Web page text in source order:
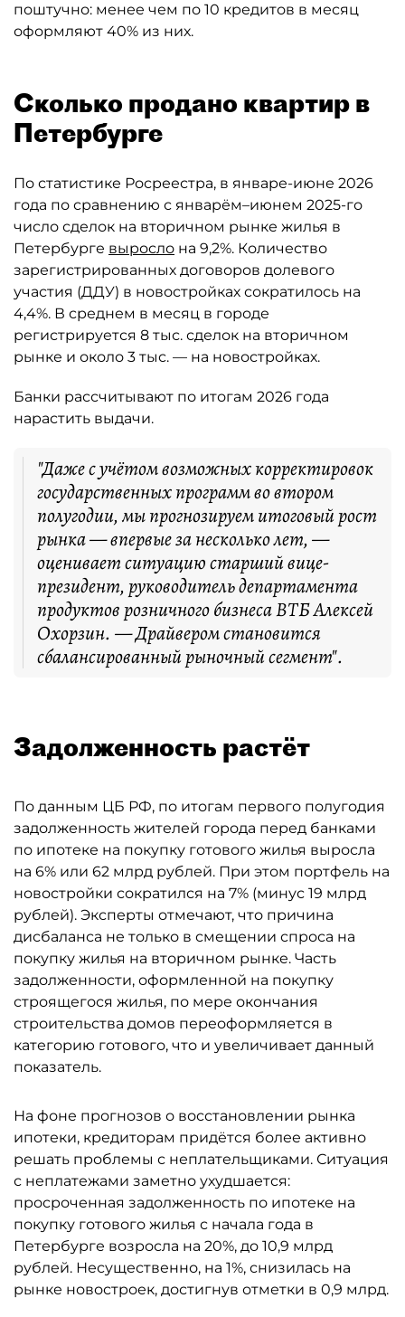
поштучно: менее чем по 10 кредитов в месяц
оформляют 40% из них.
Сколько продано квартир в
Петербурге
По статистике Росреестра, в январе-июне 2026
года по сравнению с январём–июнем 2025-го
число сделок на вторичном рынке жилья в
Петербурге выросло на 9,2%. Количество
зарегистрированных договоров долевого
участия (ДДУ) в новостройках сократилось на
4,4%. В среднем в месяц в городе
регистрируется 8 тыс. сделок на вторичном
рынке и около 3 тыс. — на новостройках.
Банки рассчитывают по итогам 2026 года
нарастить выдачи.
"Даже с учётом возможных корректировок
государственных программ во втором
полугодии, мы прогнозируем итоговый рост
рынка — впервые за несколько лет, —
оценивает ситуацию старший вице-
президент, руководитель департамента
продуктов розничного бизнеса ВТБ Алексей
Охорзин. — Драйвером становится
сбалансированный рыночный сегмент".
Задолженность растёт
По данным ЦБ РФ, по итогам первого полугодия
задолженность жителей города перед банками
по ипотеке на покупку готового жилья выросла
на 6% или 62 млрд рублей. При этом портфель на
новостройки сократился на 7% (минус 19 млрд
рублей). Эксперты отмечают, что причина
дисбаланса не только в смещении спроса на
покупку жилья на вторичном рынке. Часть
задолженности, оформленной на покупку
строящегося жилья, по мере окончания
строительства домов переоформляется в
категорию готового, что и увеличивает данный
показатель.
На фоне прогнозов о восстановлении рынка
ипотеки, кредиторам придётся более активно
решать проблемы с неплательщиками. Ситуация
с неплатежами заметно ухудшается:
просроченная задолженность по ипотеке на
покупку готового жилья с начала года в
Петербурге возросла на 20%, до 10,9 млрд
рублей. Несущественно, на 1%, снизилась на
рынке новостроек, достигнув отметки в 0,9 млрд.